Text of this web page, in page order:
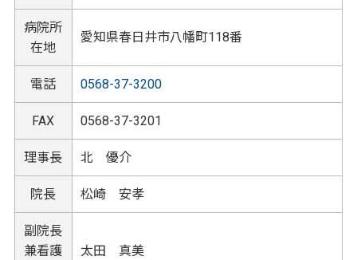
病院所
在地
愛知県春日井市八幡町118番
電話 0568-37-3200
FAX 0568-37-3201
理事長 北 優介
院長 松崎 安孝
副院長
兼看護
太田 真美